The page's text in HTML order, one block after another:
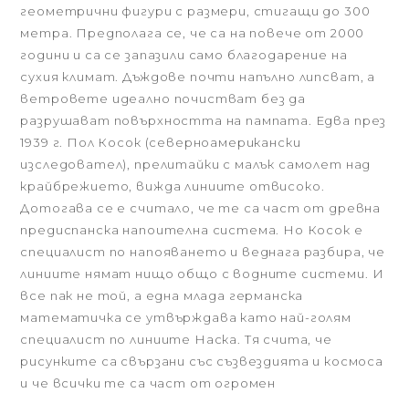
геометрични фигури с размери, стигащи до 300
метра. Предполага се, че са на повече от 2000
години и са се запазили само благодарение на
сухия климат. Дъждове почти напълно липсват, а
ветровете идеално почистват без да
разрушават повърхността на пампата. Едва през
1939 г. Пол Косок (северноамерикански
изследовател), прелитайки с малък самолет над
крайбрежието, вижда линиите отвисоко.
Дотогава се е считало, че те са част от древна
предиспанска напоителна система. Но Косок е
специалист по напояването и веднага разбира, че
линиите нямат нищо общо с водните системи. И
все пак не той, а една млада германска
математичка се утвърждава като най-голям
специалист по линиите Наска. Тя счита, че
рисунките са свързани със съзвездията и космоса
и че всички те са част от огромен